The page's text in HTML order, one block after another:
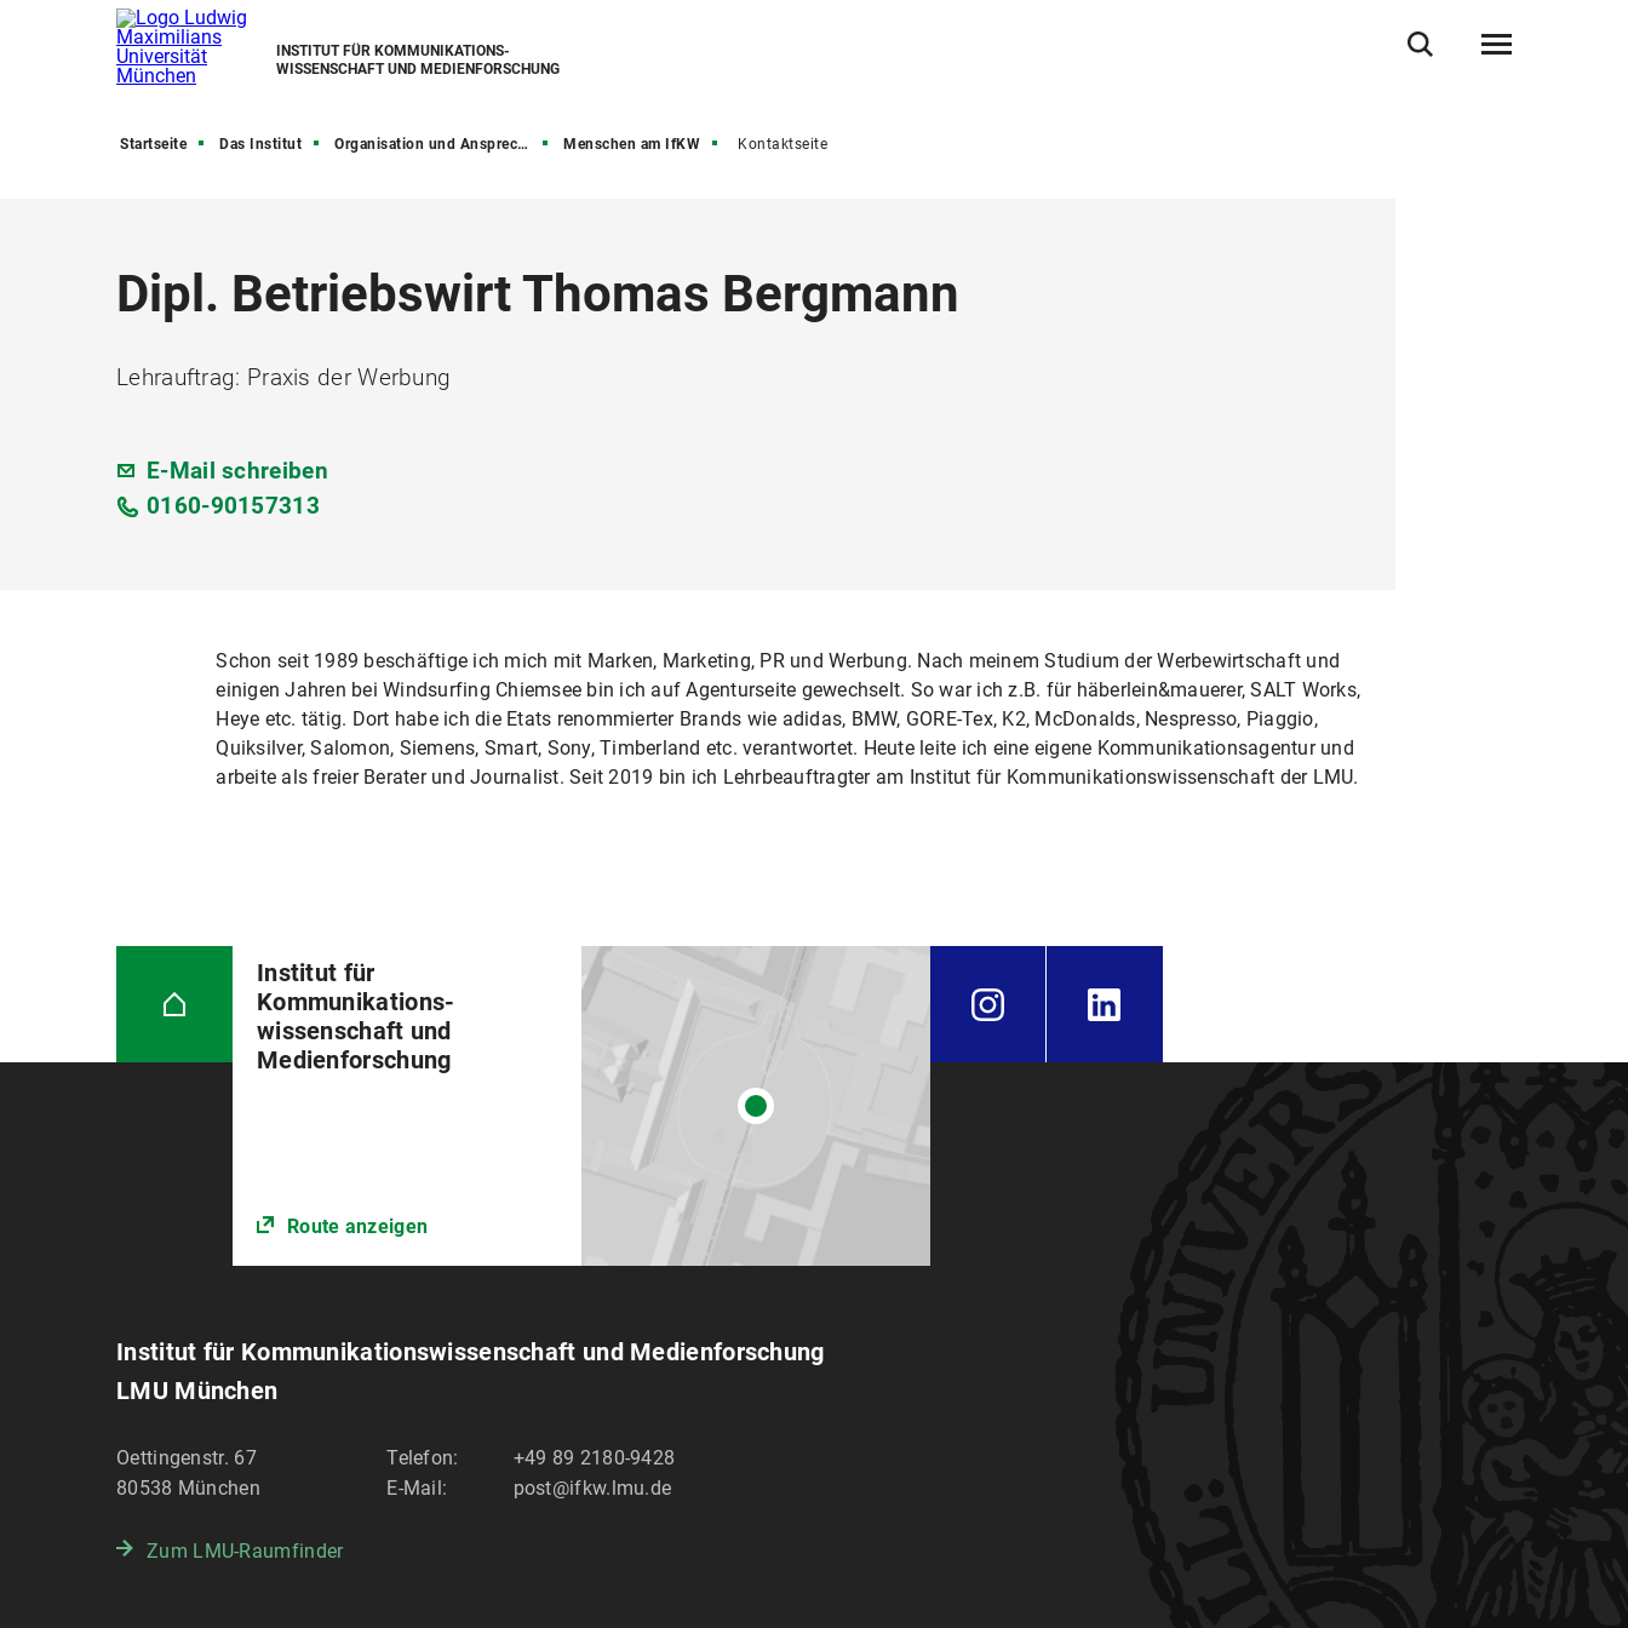
INSTITUT FÜR KOMMUNIKATIONS­
WISSENSCHAFT UND MEDIEN­FORSCHUNG
Startseite Das Institut Organisation und Ansprechpartner Menschen am IfKW Kontaktseite
Dipl. Betriebswirt Thomas Bergmann
Lehrauftrag: Praxis der Werbung
E-Mail schreiben
0160-90157313
Schon seit 1989 beschäftige ich mich mit Marken, Marketing, PR und Werbung. Nach meinem Studium der Werbewirtschaft und
einigen Jahren bei Windsurfing Chiemsee bin ich auf Agenturseite gewechselt. So war ich z.B. für häberlein&mauerer, SALT Works,
Heye etc. tätig. Dort habe ich die Etats renommierter Brands wie adidas, BMW, GORE-Tex, K2, McDonalds, Nespresso, Piaggio,
Quiksilver, Salomon, Siemens, Smart, Sony, Timberland etc. verantwortet. Heute leite ich eine eigene Kommunikationsagentur und
arbeite als freier Berater und Journalist. Seit 2019 bin ich Lehrbeauftragter am Institut für Kommunikationswissenschaft der LMU.
Institut für
Kommunikations­
wissenschaft und
Medienforschung
Route anzeigen
Institut für Kommunikations­wissenschaft und Medien­forschung
LMU München
Oettingenstr. 67
80538 München
Telefon:
+49 89 2180-9428
E-Mail:
post@ifkw.lmu.de
Zum LMU-Raumfinder